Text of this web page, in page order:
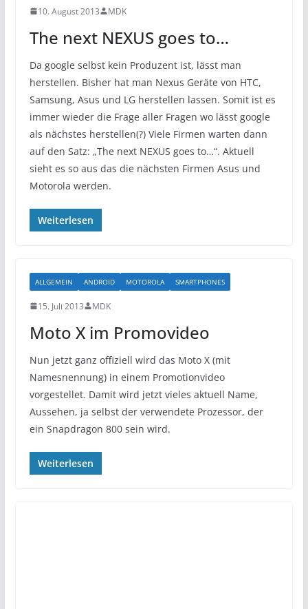
10. August 2013 MDK
The next NEXUS goes to…
Da google selbst kein Produzent ist, lässt man
herstellen. Bisher hat man Nexus Geräte von HTC,
Samsung, Asus und LG herstellen lassen. Somit ist es
immer wieder die Frage aller Fragen wo lässt google
als nächstes herstellen(?) Viele Firmen warten dann
auf den Satz: „The next NEXUS goes to…“. Aktuell
sieht es so aus das die nächsten Firmen Asus und
Motorola werden.
Weiterlesen
ALLGEMEIN ANDROID MOTOROLA SMARTPHONES
15. Juli 2013 MDK
Moto X im Promovideo
Nun jetzt ganz offiziell wird das Moto X (mit
Namesnennung) in einem Promotionvideo
vorgestellet. Damit wird jetzt vieles aktuell Name,
Aussehen, ja selbst der verwendete Prozessor, der
ein Snapdragon 800 sein wird.
Weiterlesen